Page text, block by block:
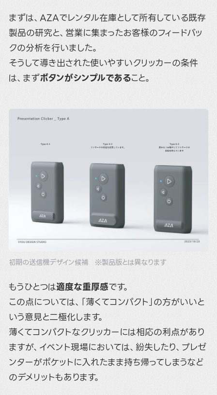
まずは、AZAでレンタル在庫として所有している既存
製品の研究と、営業に集まったお客様のフィードバッ
クの分析を行いました。
そうして導き出された使いやすいクリッカーの条件
は、まずボタンがシンプルであること。
初期の送信機デザイン候補 ※製品版とは異なります
もうひとつは適度な重厚感です。
この点については、「薄くてコンパクト」の方がいいと
いう意見と二極化します。
薄くてコンパクトなクリッカーには相応の利点があり
ますが、イベント現場においては、紛失したり、プレゼ
ンターがポケットに入れたまま持ち帰ってしまうなど
のデメリットもあります。